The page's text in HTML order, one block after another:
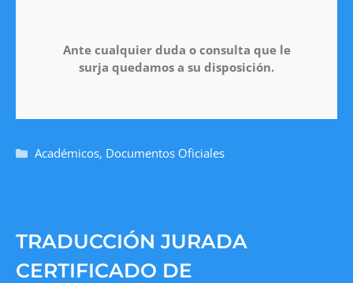
Ante cualquier duda o consulta que le
surja quedamos a su disposición.
Académicos, Documentos Oficiales
TRADUCCIÓN JURADA
CERTIFICADO DE